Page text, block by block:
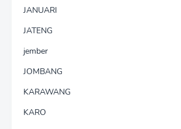
JANUARI
JATENG
jember
JOMBANG
KARAWANG
KARO